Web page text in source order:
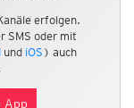
erfolgen.
SMS oder mit
und iOS ) auch
App